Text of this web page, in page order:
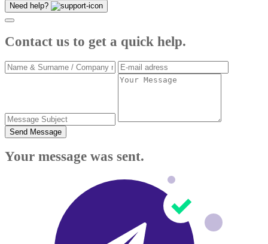
Need help?
Contact us to get a quick help.
Send Message
Your message was sent.